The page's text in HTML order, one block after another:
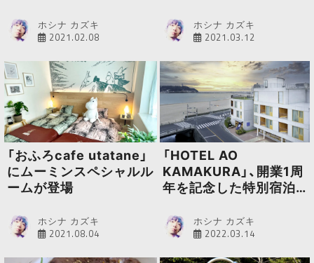
ュ」
ホシナ カズキ
2021.02.08
ホシナ カズキ
2021.03.12
「おふろcafe utatane」
にムーミンスペシャルル
ームが登場
ホシナ カズキ
2021.08.04
「HOTEL AO
KAMAKURA」、開業1周
年を記念した特別宿泊
ホシナ カズキ
2022.03.14